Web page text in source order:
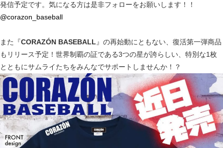
発信予定です。気になる方は是非フォローをお願いします！！
@corazon_baseball
また『CORAZÓN BASEBALL』の再始動にともない、復活第一弾商品
もリリース予定！世界制覇の証である3つの星が誇らしい、特別な1枚
とともにサムライたちをみんなでサポートしませんか！？